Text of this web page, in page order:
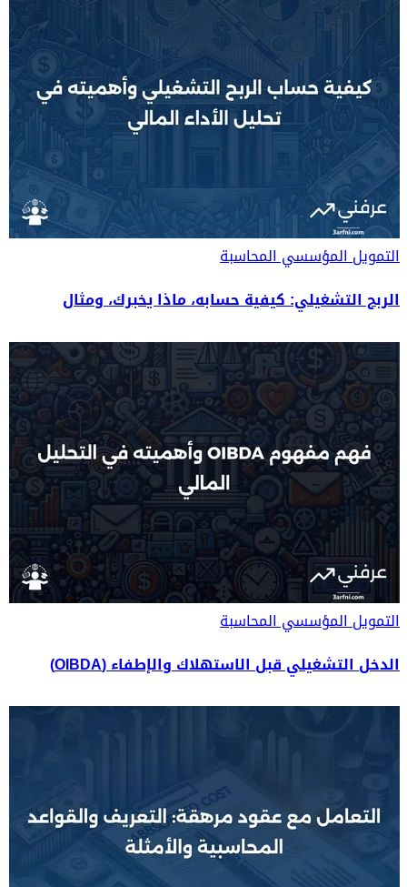
التمويل المؤسسيالمحاسبة
الربح التشغيلي: كيفية حسابه، ماذا يخبرك، ومثال
التمويل المؤسسيالمحاسبة
الدخل التشغيلي قبل الاستهلاك والإطفاء (OIBDA)